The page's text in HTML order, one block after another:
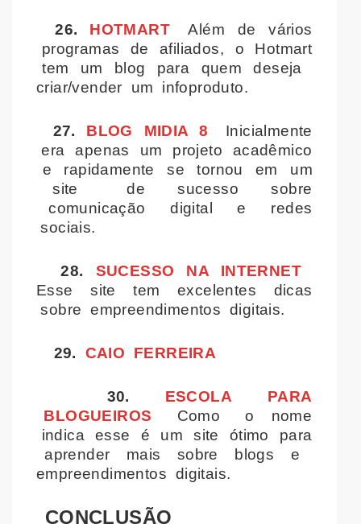
26. HOTMARTAlém de vários
programas de afiliados, o Hotmart
tem um blog para quem deseja
criar/vender um infoproduto.
27. BLOG MIDIA 8 Inicialmente
era apenas um projeto acadêmico
e rapidamente se tornou em um
site de sucesso sobre
comunicação digital e redes
sociais.
28. SUCESSO NA INTERNET
Esse site tem excelentes dicas
sobre empreendimentos digitais.
29. CAIO FERREIRA
30. ESCOLA PARA
BLOGUEIROS Como o nome
indica esse é um site ótimo para
aprender mais sobre blogs e
empreendimentos digitais.
CONCLUSÃO